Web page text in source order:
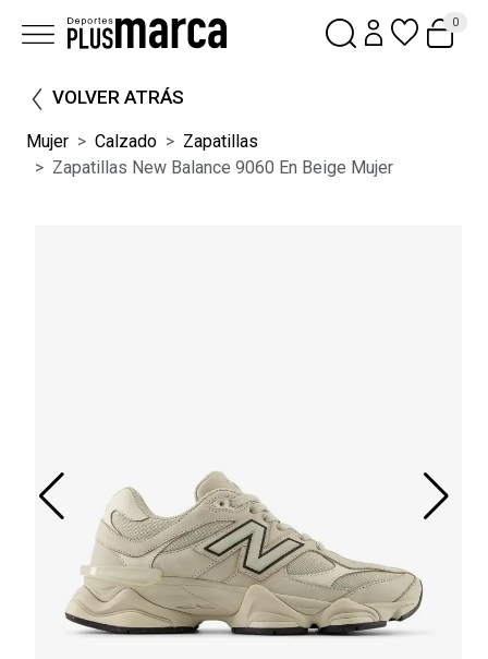
0
VOLVER ATRÁS
Mujer Calzado
Zapatillas
Zapatillas New Balance 9060 En Beige Mujer